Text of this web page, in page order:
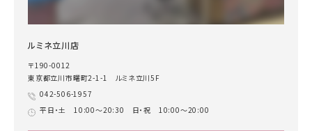
ルミネ立川店
〒190-0012
東京都立川市曙町2-1-1 ルミネ立川5F
042-506-1957
平日・土 10:00～20:30 日・祝 10:00～20:00